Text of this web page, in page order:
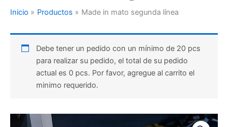
Inicio Productos Made in mato segunda línea
Debe tener un pedido con un mínimo de 20 pcs
para realizar su pedido, el total de su pedido
actual es 0 pcs. Por favor, agregue al carrito el
minimo requerido.